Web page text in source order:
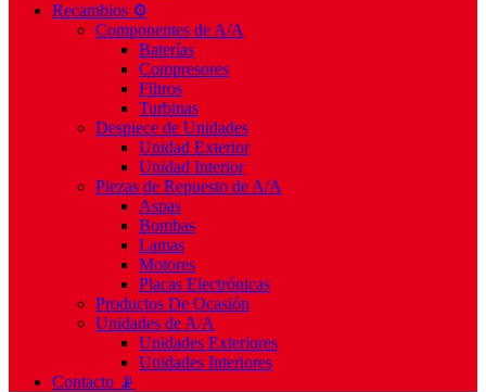
Recambios ⚙️
Componentes de A/A
Baterías
Compresores
Filtros
Turbinas
Despiece de Unidades
Unidad Exterior
Unidad Interior
Piezas de Repuesto de A/A
Aspas
Bombas
Lamas
Motores
Placas Electrónicas
Productos De Ocasión
Unidades de A/A
Unidades Exteriores
Unidades Interiores
Contacto 📡